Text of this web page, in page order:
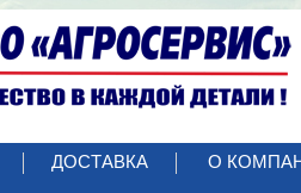
ДОСТАВКА О